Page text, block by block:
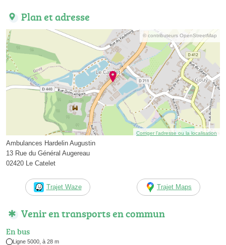
Plan et adresse
© contributeurs OpenStreetMap
Corriger l’adresse ou la localisation
Ambulances Hardelin Augustin
13 Rue du Général Augereau
02420 Le Catelet
Trajet Waze Trajet Maps
Venir en transports en commun
En bus
Ligne 5000, à 28 m